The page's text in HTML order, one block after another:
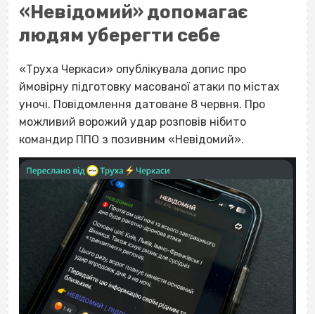
«Невідомий» допомагає
людям уберегти себе
«Труха Черкаси» опублікувала допис про
ймовірну підготовку масованої атаки по містах
уночі. Повідомлення датоване 8 червня. Про
можливий ворожий удар розповів нібито
командир ППО з позивним «Невідомий».